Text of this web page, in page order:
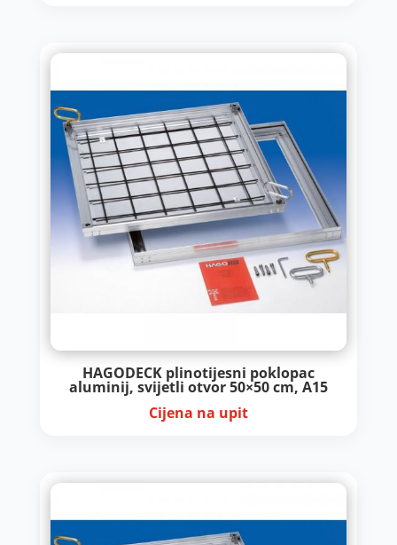
HAGODECK plinotijesni poklopac
aluminij, svijetli otvor 50×50 cm, A15
Cijena na upit